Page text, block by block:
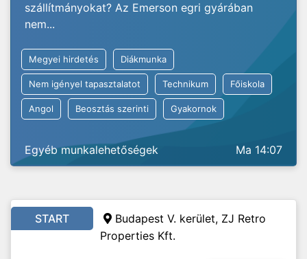
szállítmányokat? Az Emerson egri gyárában
nem...
Megyei hirdetés Diákmunka
Nem igényel tapasztalatot Technikum Főiskola
Angol Beosztás szerinti Gyakornok
Egyéb munkalehetőségek Ma 14:07
START
Budapest V. kerület, ZJ Retro
Properties Kft.